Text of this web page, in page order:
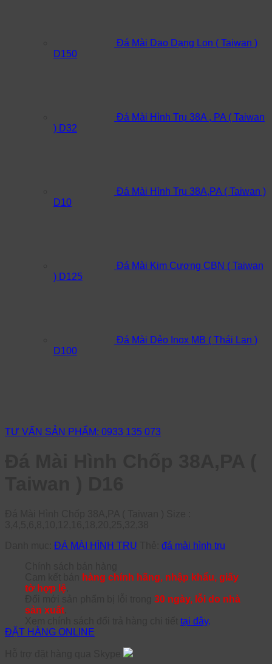
Đá Mài Dao Dạng Lon ( Taiwan )
D150
Đá Mài Hình Trụ 38A , PA ( Taiwan
) D32
Đá Mài Hình Trụ 38A,PA ( Taiwan )
D10
Đá Mài Kim Cương CBN ( Taiwan
) D125
Đá Mài Dẻo Inox MB ( Thái Lan )
D100
TƯ VẤN SẢN PHẨM: 0933 135 073
ĐÁ MÀI HÌNH TRỤ
đá mài hình trụ
hàng chính hãng, nhập khẩu, giấy
tờ hợp lệ
30 ngày, lỗi do nhà
sản xuất
tại đây.
ĐẶT HÀNG ONLINE